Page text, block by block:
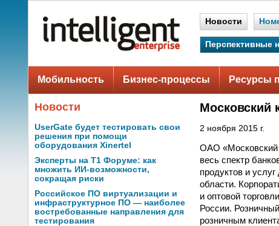
Новости
Перспективные
Мобильность Бизнес-процессы Ресурсы
Новости
UserGate будет тестировать свои
решения при помощи
оборудования Xinertel
Эксперты на Т1 Форуме: как
множить ИИ-возможности,
сокращая риски
Российское ПО виртуализации и
инфраструктурное ПО — наиболее
востребованные направления для
тестирования
Московский
2 ноября 2015 г.
ОАО «Московский
весь спектр
продуктов и
области.
и оптовой
России.
розничным